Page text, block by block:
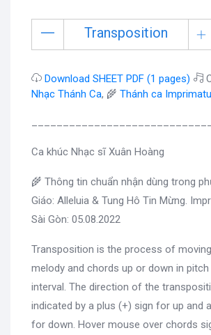
Transposition
Download SHEET PDF (1 pages)
Nhạc Thánh Ca, 🌾 Thánh ca
Ca khúc Nhạc sĩ Xuân Hoàng
🌾 Thông tin chuẩn nhận dùng trong
Giáo: Alleluia & Tung Hô Tin Mừng.
Sài Gòn: 05.08.2022
Transposition is the process of
melody and chords up or down in
interval. The direction of the
indicated by a plus (+) sign for up and
for down. Hover mouse over chords